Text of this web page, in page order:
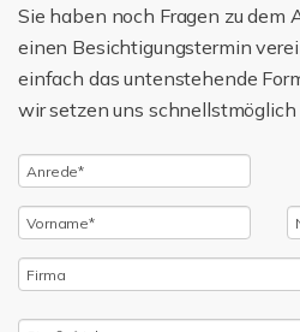
Sie haben noch Fragen zu dem
einen Besichtigungstermin
einfach das untenstehende
wir setzen uns